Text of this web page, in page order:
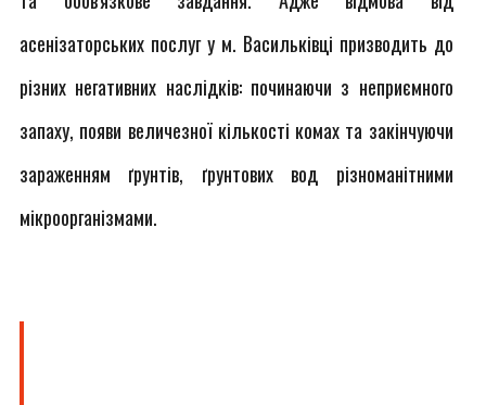
асенізаторських послуг у м. Васильківці призводить до
різних негативних наслідків: починаючи з неприємного
запаху, появи величезної кількості комах та закінчуючи
зараженням ґрунтів, ґрунтових вод різноманітними
мікроорганізмами.